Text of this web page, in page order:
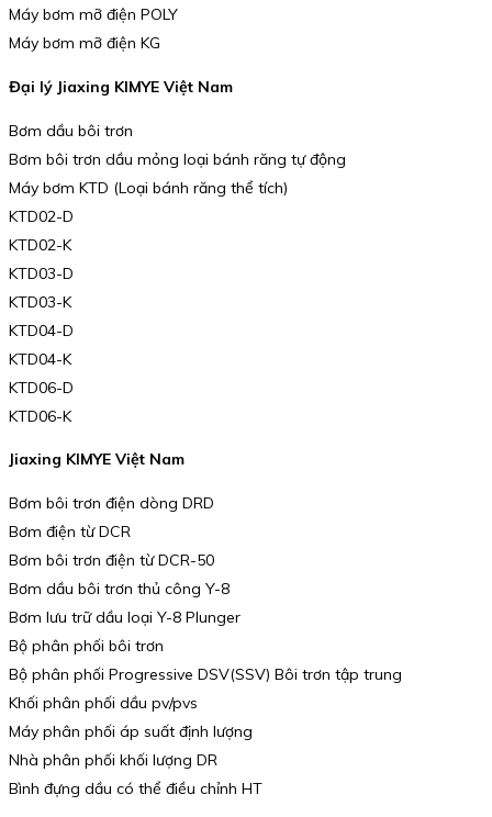
Máy bơm mỡ điện POLY
Máy bơm mỡ điện KG
Đại lý Jiaxing KIMYE Việt Nam
Bơm dầu bôi trơn
Bơm bôi trơn dầu mỏng loại bánh răng tự động
Máy bơm KTD (Loại bánh răng thể tích)
KTD02-D
KTD02-K
KTD03-D
KTD03-K
KTD04-D
KTD04-K
KTD06-D
KTD06-K
Jiaxing KIMYE Việt Nam
Bơm bôi trơn điện dòng DRD
Bơm điện từ DCR
Bơm bôi trơn điện từ DCR-50
Bơm dầu bôi trơn thủ công Y-8
Bơm lưu trữ dầu loại Y-8 Plunger
Bộ phân phối bôi trơn
Bộ phân phối Progressive DSV(SSV) Bôi trơn tập trung
Khối phân phối dầu pv/pvs
Máy phân phối áp suất định lượng
Nhà phân phối khối lượng DR
Bình đựng dầu có thể điều chỉnh HT